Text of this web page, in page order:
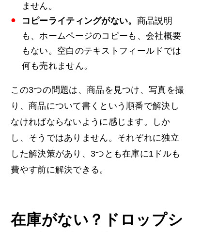
ません。
コピーライティングがない。 商品説明
も、ホームページのコピーも、会社概要
もない。空白のテキストフィールドでは
何も売れません。
この3つの問題は、商品を見つけ、写真を撮
り、商品について書くという順番で解決し
なければならないように感じます。しか
し、そうではありません。それぞれに独立
した解決策があり、3つとも在庫に1ドルも
費やす前に解決できる。
在庫がない？ドロップシ